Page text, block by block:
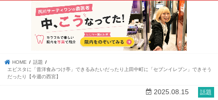
HOME
話題
エビスタに「昔洋食みつけ亭」できるみたいだったり上田中町に「セブンイレブン」できそう
だったり【今週の西宮】
話題
2025.08.15